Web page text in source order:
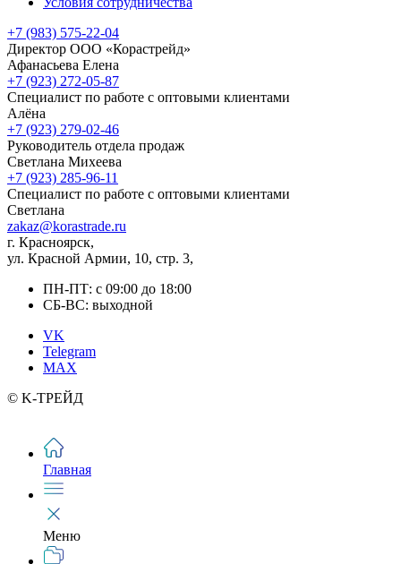
+7 (983) 575-22-04
Директор ООО «Корастрейд»
Афанасьева Елена
+7 (923) 272-05-87
Специалист по работе с оптовыми клиентами
Алёна
+7 (923) 279-02-46
Руководитель отдела продаж
Светлана Михеева
+7 (923) 285-96-11
Специалист по работе с оптовыми клиентами
Светлана
zakaz@korastrade.ru
г. Красноярск,
ул. Красной Армии, 10, стр. 3,
ПН-ПТ: с 09:00 до 18:00
СБ-ВС: выходной
VK
Telegram
MAX
© K-ТРЕЙД
Главная
Меню